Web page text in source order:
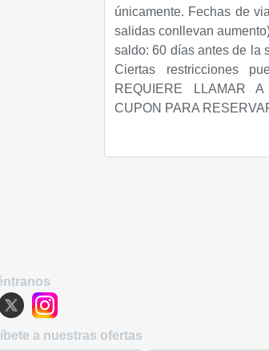
únicamente. Fechas de
salidas conllevan
saldo: 60 días antes de la
Ciertas restricciones
REQUIERE LLAMAR
CUPON PARA
a nuestras ofertas